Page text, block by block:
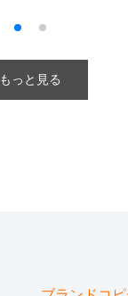
もっと見る